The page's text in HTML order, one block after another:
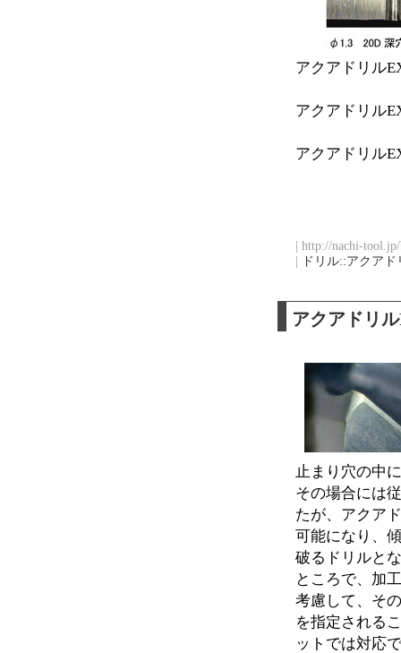
アクアドリル
アクアドリル
アクアドリル
| http://nachi-
ドリル::アクア
アクアドリ
止まり穴の中
その場合には
たが、アクア
可能になり、
破るドリルと
ところで、加
考慮して、そ
を指定される
ットでは対応